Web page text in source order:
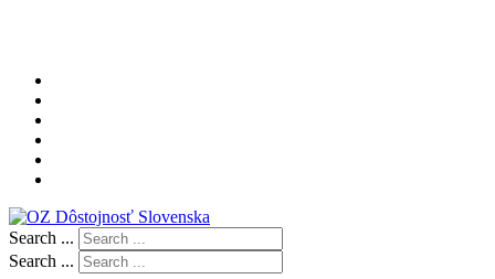
Search ...
Search ...